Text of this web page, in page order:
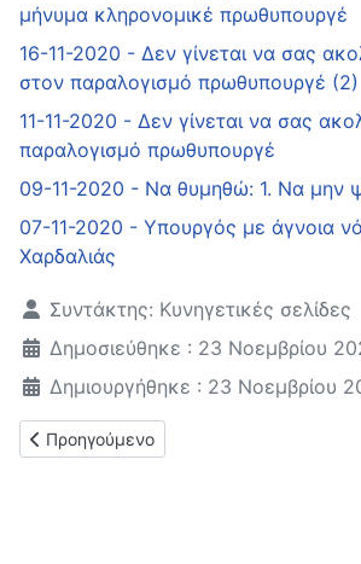
μήνυμα κληρονομικέ πρωθυπουργέ
16-11-2020 - Δεν γίνεται να σας
στον παραλογισμό πρωθυπουργέ (2)
11-11-2020 - Δεν γίνεται να σας
παραλογισμό πρωθυπουργέ
09-11-2020 - Να θυμηθώ: 1. Να μην
07-11-2020 - Υπουργός με άγνοια
Χαρδαλιάς
Λεπτομέρειες
Συντάκτης: Κυνηγετικές σελίδες
Δημοσιεύθηκε : 23 Νοεμβρίου
Δημιουργήθηκε : 23 Νοεμβρίου
Προηγούμενο άρθρο: Το λάβαμε
Προηγούμενο